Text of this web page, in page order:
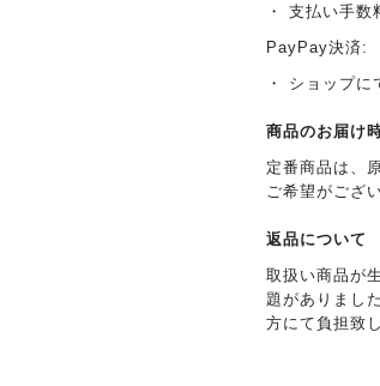
・ 支払い手数
PayPay決済:
・ ショップに
商品のお届け
定番商品は、
ご希望がござ
返品について
取扱い商品が
題がありまし
方にて負担致